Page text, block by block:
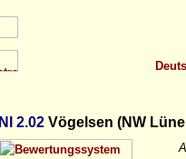
NI 2.02 Vögelsen (NW